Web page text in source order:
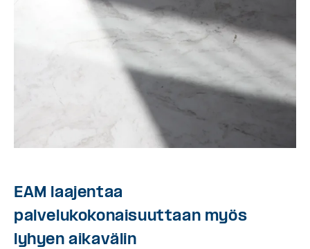
EAM laajentaa
palvelukokonaisuuttaan myös
lyhyen aikavälin